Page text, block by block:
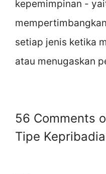
kepemimpinan -
setiap jenis ketika
atau menugaskan
56 Comments
Tipe